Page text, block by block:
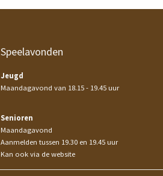
Speelavonden
Jeugd
Maandagavond van 18.15 - 19.45 uur
Senioren
Maandagavond
Aanmelden tussen 19.30 en 19.45 uur
Kan ook via de website